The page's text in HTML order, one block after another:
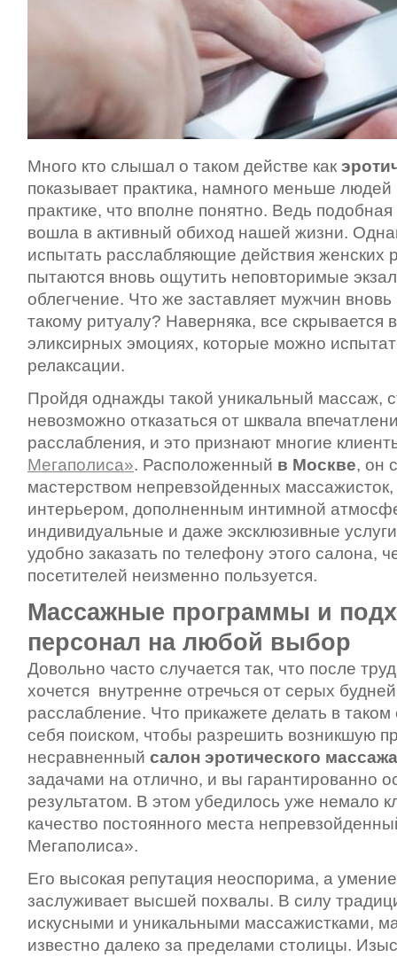
Много кто слышал о таком действе как
показывает практика, намного меньше
практике, что вполне понятно. Ведь
вошла в активный обиход нашей жизни.
испытать расслабляющие действия женских
пытаются вновь ощутить неповторимые
облегчение. Что же заставляет мужчин
такому ритуалу? Наверняка, все скрывается
эликсирных эмоциях, которые можно
релаксации.
Пройдя однажды такой уникальный массаж,
невозможно отказаться от шквала
расслабления, и это признают многие
Мегаполиса». Расположенный в Москве, он
мастерством непревзойденных
интерьером, дополненным интимной
индивидуальные и даже эксклюзивные
удобно заказать по телефону этого салона,
посетителей неизменно пользуется.
Массажные программы и
персонал на любой выбор
Довольно часто случается так, что после
хочется внутренне отречься от серых
расслабление. Что прикажете делать в
себя поиском, чтобы разрешить возникшую
несравненный салон эротического
задачами на отлично, и вы гарантированно
результатом. В этом убедилось уже немало
качество постоянного места
Мегаполиса».
Его высокая репутация неоспорима, а
заслуживает высшей похвалы. В силу
искусными и уникальными массажистками,
известно далеко за пределами столицы.